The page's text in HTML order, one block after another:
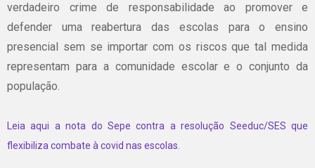
verdadeiro crime de responsabilidade ao promover e
defender uma reabertura das escolas para o ensino
presencial sem se importar com os riscos que tal medida
representam para a comunidade escolar e o conjunto da
população.
Leia aqui a nota do Sepe contra a resolução Seeduc/SES que
flexibiliza combate à covid nas escolas.